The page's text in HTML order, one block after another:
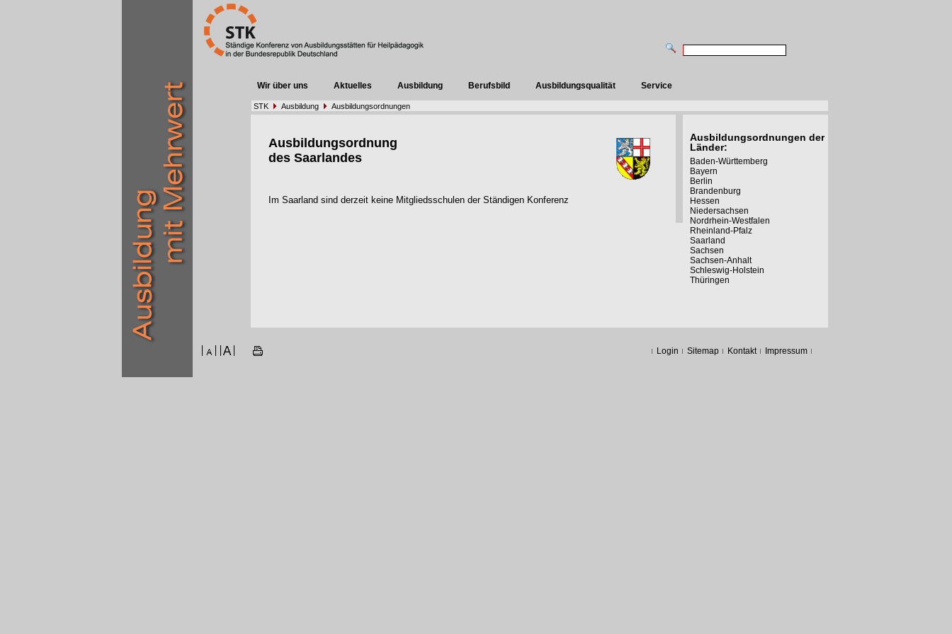
Wir über uns Aktuelles Ausbildung Berufsbild Ausbildungsqualität Service
STK Ausbildung Ausbildungsordnungen
Ausbildungsordnung
des Saarlandes
Im Saarland sind derzeit keine Mitgliedsschulen der Ständigen Konferenz
Ausbildungsordnungen der
Länder:
Baden-Württemberg
Bayern
Berlin
Brandenburg
Hessen
Niedersachsen
Nordrhein-Westfalen
Rheinland-Pfalz
Saarland
Sachsen
Sachsen-Anhalt
Schleswig-Holstein
Thüringen
Login Sitemap Kontakt Impressum